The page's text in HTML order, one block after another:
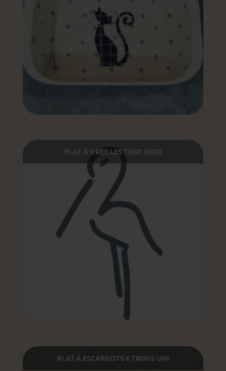
PLAT À OREILLES CHAT NOIR
PLAT À ESCARGOTS 6 TROUS UNI